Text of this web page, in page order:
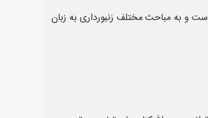
و به مباحث مختلف زنبورداری به زبان